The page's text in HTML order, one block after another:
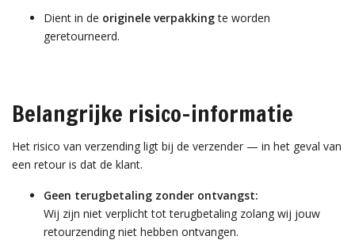
Dient in de originele verpakkingte worden
geretourneerd.
Belangrijke risico-informatie
Het risico van verzending ligt bij de verzender — in het geval van
een retour is dat de klant.
Geen terugbetaling zonder ontvangst:
Wij zijn niet verplicht tot terugbetaling zolang wij jouw
retourzending niet hebben ontvangen.